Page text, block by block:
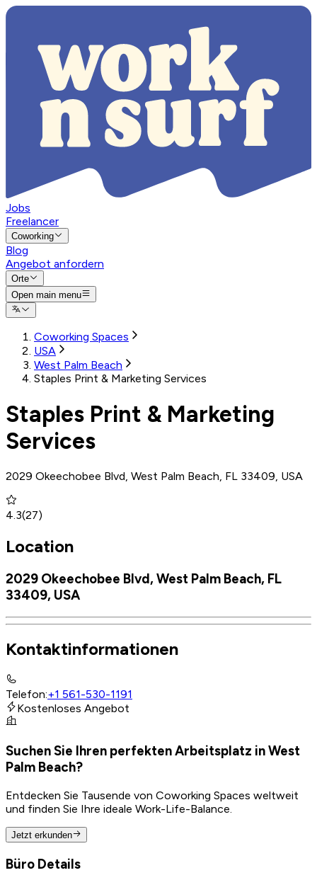
Jobs
Freelancer
Coworking
Blog
Angebot anfordern
Orte
Open main menu
Coworking Spaces
USA
West Palm Beach
Staples Print & Marketing Services
Staples Print & Marketing
Services
2029 Okeechobee Blvd, West Palm Beach, FL 33409, USA
4.3(27)
Location
2029 Okeechobee Blvd, West Palm Beach, FL
33409, USA
Kontaktinformationen
Telefon:+1 561-530-1191
Kostenloses Angebot
Suchen Sie Ihren perfekten Arbeitsplatz in West
Palm Beach?
Entdecken Sie Tausende von Coworking Spaces weltweit
und finden Sie Ihre ideale Work-Life-Balance.
Jetzt erkunden
Büro Details